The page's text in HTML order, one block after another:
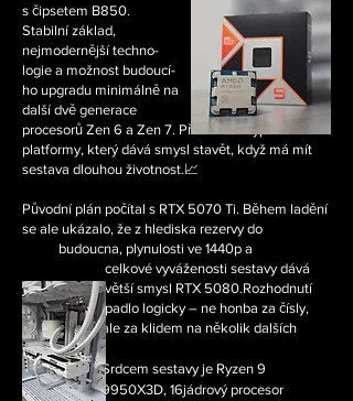
s čipsetem B850.
Stabilní základ,
nejmodernější techno-
logie a možnost budoucí-
ho upgradu minimálně na
další dvě generace
procesorů Zen 6 a Zen 7. Přesně ten typ
platformy, který dává smysl stavět, když má mít
sestava dlouhou životnost.📈
Původní plán počítal s RTX 5070 Ti. Během ladění
se ale ukázalo, že z hlediska rezervy do
budoucna, plynulosti ve 1440p a
celkové vyváženosti sestavy dává
větší smysl RTX 5080.Rozhodnutí
padlo logicky – ne honba za čísly,
ale za klidem na několik dalších
let.
Srdcem sestavy je Ryzen 9
9950X3D, 16jádrový procesor